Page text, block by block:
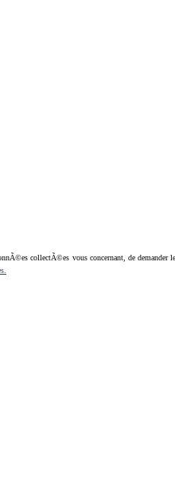
collectÃ©es vous concernant, de demander